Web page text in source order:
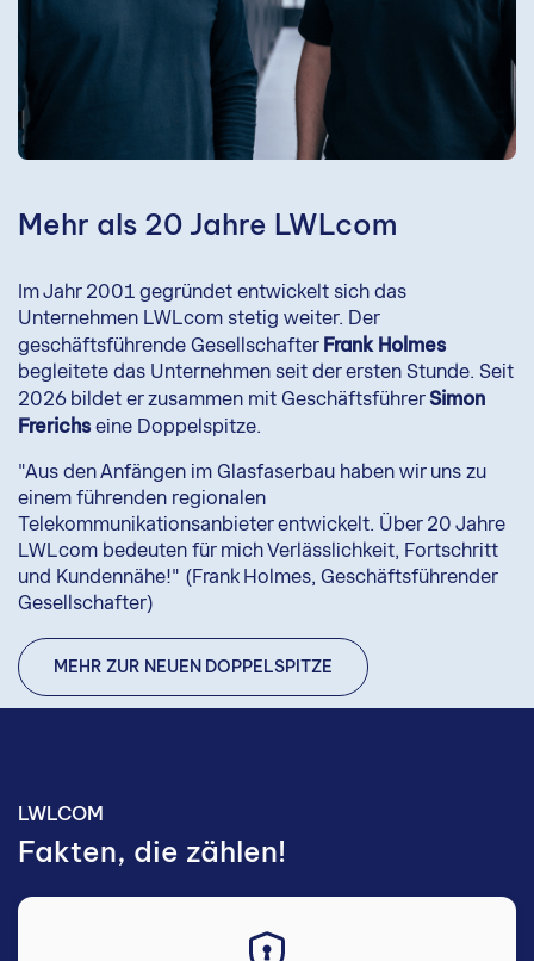
Mehr als 20 Jahre LWLcom
Im Jahr 2001 gegründet entwickelt sich das
Unternehmen LWLcom stetig weiter. Der
geschäftsführende Gesellschafter Frank Holmes
begleitete das Unternehmen seit der ersten Stunde. Seit
2026 bildet er zusammen mit Geschäftsführer Simon
Frerichseine Doppelspitze.
"Aus den Anfängen im Glasfaserbau haben wir uns zu
einem führenden regionalen
Telekommunikationsanbieter entwickelt. Über 20 Jahre
LWLcom bedeuten für mich Verlässlichkeit, Fortschritt
und Kundennähe!" (Frank Holmes, Geschäftsführender
Gesellschafter)
MEHR ZUR NEUEN DOPPELSPITZE
Fakten, die zählen!
LWLCOM